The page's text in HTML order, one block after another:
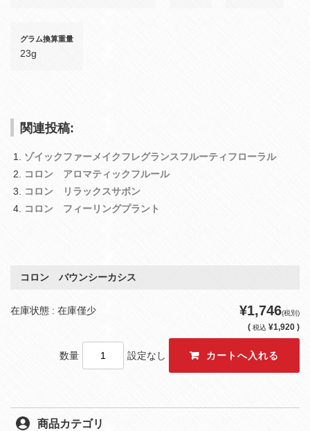
グラム換算重量
23g
関連投稿:
ゾイックファーメイクフレグランスフルーティフローラル
コロン アロマティックフルール
コロン リラックスサボン
コロン フィーリングプラント
コロン バウンシーカシス
在庫状態 : 在庫僅少 ¥1,746(税別)
( 税込 ¥1,920 )
数量 設定なし
商品カテゴリ